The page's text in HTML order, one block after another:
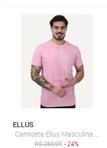
ELLUS
Camiseta Ellus Masculina
R$263,99 - 24%